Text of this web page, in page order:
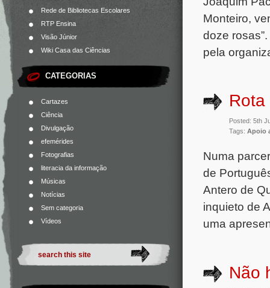
Rede de Bibliotecas Escolares
RTP Ensina
Visão Júnior
Wiki Casa das Ciências
CATEGORIAS
Cartazes
Ciência
Divulgação
efemérides
Fotografias
literacia da informação
Músicas
Notícias
Sem categoria
Vídeos
Monteiro,
doze
pela
Posted: 5th
Tags: Apoio
Numa
de
Antero de
inquieto de
uma
Não